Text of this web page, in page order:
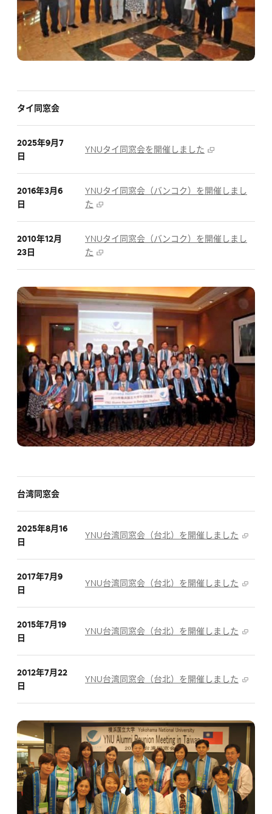
タイ同窓会
2025年9月7
日
YNUタイ同窓会を開催しました
2016年3月6
日
YNUタイ同窓会（バンコク）を開催しまし
た
2010年12月
23日
YNUタイ同窓会（バンコク）を開催しまし
た
台湾同窓会
2025年8月16
日
YNU台湾同窓会（台北）を開催しました
2017年7月9
日
YNU台湾同窓会（台北）を開催しました
2015年7月19
日
YNU台湾同窓会（台北）を開催しました
2012年7月22
日
YNU台湾同窓会（台北）を開催しました